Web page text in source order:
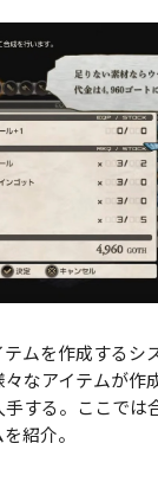
ムを作成するシ
なアイテムが作
する。ここでは
紹介。